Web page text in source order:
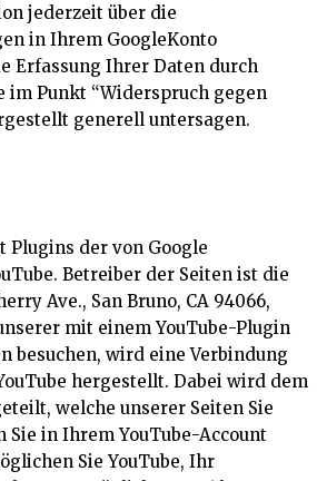
jederzeit über die
in Ihrem GoogleKonto
Erfassung Ihrer Daten durch
im Punkt “Widerspruch gegen
generell untersagen.
Plugins der von Google
Betreiber der Seiten ist die
Ave., San Bruno, CA 94066,
mit einem YouTube-Plugin
besuchen, wird eine Verbindung
hergestellt. Dabei wird dem
welche unserer Seiten Sie
Sie in Ihrem YouTube-Account
Sie YouTube, Ihr